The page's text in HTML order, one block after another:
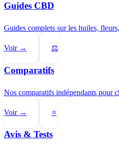
Guides CBD
Guides complets sur les huiles,
Voir → ⚖️
Comparatifs
Nos comparatifs indépendants pour
Voir → ⭐
Avis & Tests